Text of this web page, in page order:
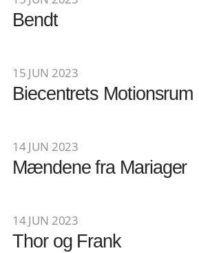
Bendt
15 JUN 2023
Biecentrets Motionsrum
14 JUN 2023
Mændene fra Mariager
14 JUN 2023
Thor og Frank